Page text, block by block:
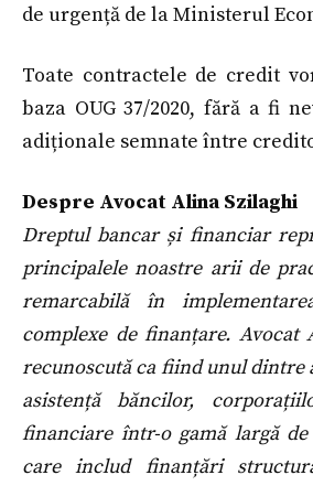
de urgență de la Ministerul
Toate contractele de credit
baza OUG 37/2020, fără a fi
adiționale semnate între
Despre Avocat Alina Szilaghi
Dreptul bancar și financiar
principalele noastre arii de
remarcabilă în
complexe de finanțare. Avocat
recunoscută ca fiind unul dintre
asistență băncilor,
financiare într-o gamă largă
care includ finanțări